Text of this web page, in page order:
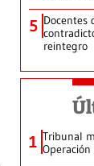
5 Docentes
reintegro
1 Tribunal